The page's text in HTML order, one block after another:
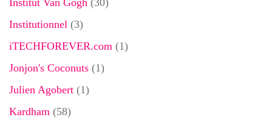
Institutionnel (3)
iTECHFOREVER.com (1)
Jonjon's Coconuts (1)
Julien Agobert (1)
Kardham (58)